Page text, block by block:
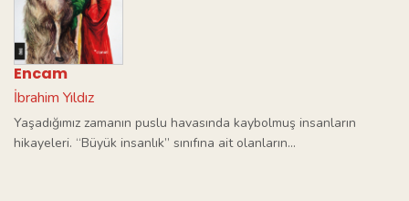
Encam
İbrahim Yıldız
Yaşadığımız zamanın puslu havasında kaybolmuş insanların
hikayeleri. “Büyük insanlık” sınıfına ait olanların...